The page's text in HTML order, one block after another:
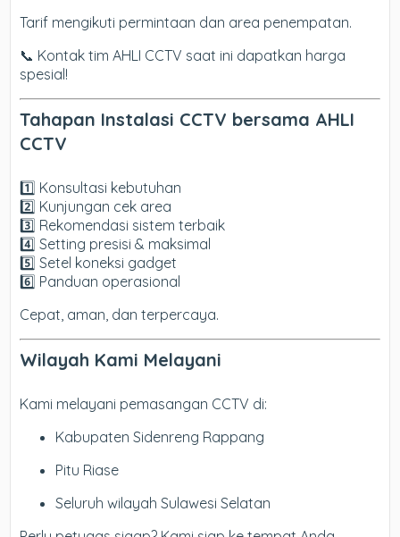
Tarif mengikuti permintaan dan area penempatan.
📞 Kontak tim AHLI CCTV saat ini dapatkan harga
spesial!
Tahapan Instalasi CCTV bersama AHLI
CCTV
1️⃣ Konsultasi kebutuhan
2️⃣ Kunjungan cek area
3️⃣ Rekomendasi sistem terbaik
4️⃣ Setting presisi & maksimal
5️⃣ Setel koneksi gadget
6️⃣ Panduan operasional
Cepat, aman, dan terpercaya.
Wilayah Kami Melayani
Kami melayani pemasangan CCTV di:
Kabupaten Sidenreng Rappang
Pitu Riase
Seluruh wilayah Sulawesi Selatan